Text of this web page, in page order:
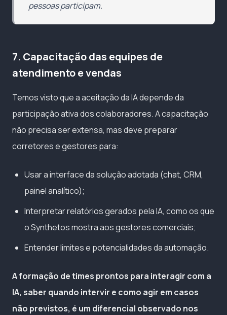
pessoas participam.
7. Capacitação das equipes de
atendimento e vendas
Temos visto que a aceitação da IA depende da
participação ativa dos colaboradores. A capacitação
não precisa ser extensa, mas deve preparar
corretores e gestores para:
Usar a interface da solução adotada (chat, CRM,
painel analítico);
Interpretar relatórios gerados pela IA, como os que
o Synthetos mostra aos gestores comerciais;
Entender limites e potencialidades da automação.
A formação de times prontos para interagir com a
IA, saber quando intervir e como agir em casos
não previstos, é um diferencial observado nos